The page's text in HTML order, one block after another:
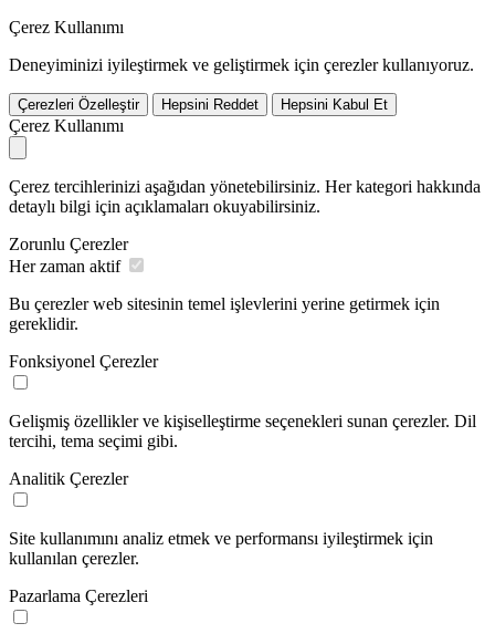
Çerez Kullanımı
Deneyiminizi iyileştirmek ve geliştirmek için çerezler kullanıyoruz.
Çerezleri Özelleştir Hepsini Reddet Hepsini Kabul Et
Çerez Kullanımı
Çerez tercihlerinizi aşağıdan yönetebilirsiniz. Her kategori hakkında
detaylı bilgi için açıklamaları okuyabilirsiniz.
Zorunlu Çerezler
Her zaman aktif
Bu çerezler web sitesinin temel işlevlerini yerine getirmek için
gereklidir.
Fonksiyonel Çerezler
Gelişmiş özellikler ve kişiselleştirme seçenekleri sunan çerezler. Dil
tercihi, tema seçimi gibi.
Analitik Çerezler
Site kullanımını analiz etmek ve performansı iyileştirmek için
kullanılan çerezler.
Pazarlama Çerezleri